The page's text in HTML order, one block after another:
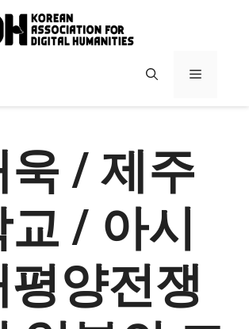
메
욱 / 제주
교 / 아시
평양전쟁